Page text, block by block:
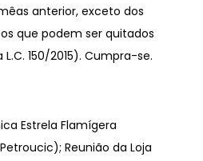
anterior, exceto dos
que podem ser quitados
150/2015). Cumpra-se.
Estrela Flamígera
Reunião da Loja